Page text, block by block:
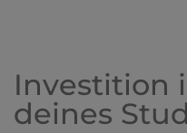
Investition
deines